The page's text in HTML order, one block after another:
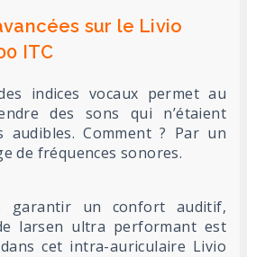
sur le Livio
ITC
indices vocaux permet au
des sons qui n’étaient
audibles. Comment ? Par un
de fréquences sonores.
garantir un confort auditif,
larsen ultra performant est
cet intra-auriculaire Livio